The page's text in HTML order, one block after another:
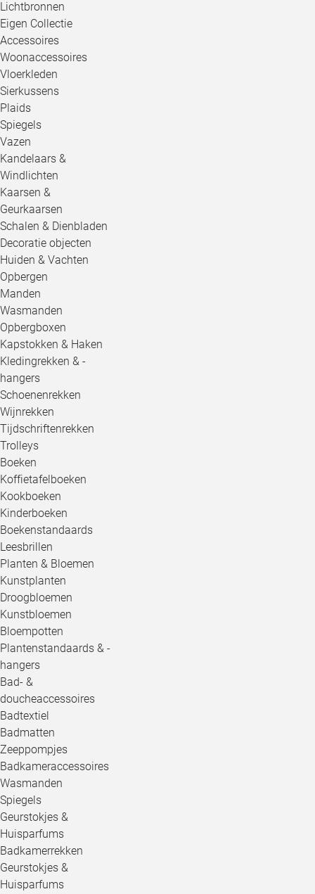
Lichtbronnen
Eigen Collectie
Accessoires
Woonaccessoires
Vloerkleden
Sierkussens
Plaids
Spiegels
Vazen
Kandelaars &
Windlichten
Kaarsen &
Geurkaarsen
Schalen & Dienbladen
Decoratie objecten
Huiden & Vachten
Opbergen
Manden
Wasmanden
Opbergboxen
Kapstokken & Haken
Kledingrekken & -
hangers
Schoenenrekken
Wijnrekken
Tijdschriftenrekken
Trolleys
Boeken
Koffietafelboeken
Kookboeken
Kinderboeken
Boekenstandaards
Leesbrillen
Planten & Bloemen
Kunstplanten
Droogbloemen
Kunstbloemen
Bloempotten
Plantenstandaards & -
hangers
Bad- &
doucheaccessoires
Badtextiel
Badmatten
Zeeppompjes
Badkameraccessoires
Wasmanden
Spiegels
Geurstokjes &
Huisparfums
Badkamerrekken
Geurstokjes &
Huisparfums